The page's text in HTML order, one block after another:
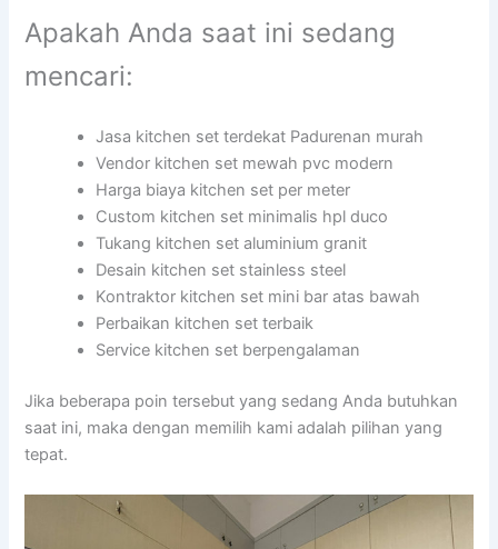
Apakah Anda saat ini sedang
mencari:
Jasa kitchen set terdekat Padurenan murah
Vendor kitchen set mewah pvc modern
Harga biaya kitchen set per meter
Custom kitchen set minimalis hpl duco
Tukang kitchen set aluminium granit
Desain kitchen set stainless steel
Kontraktor kitchen set mini bar atas bawah
Perbaikan kitchen set terbaik
Service kitchen set berpengalaman
Jika beberapa poin tersebut yang sedang Anda butuhkan
saat ini, maka dengan memilih kami adalah pilihan yang
tepat.